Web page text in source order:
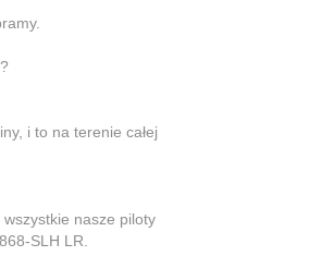
i to na terenie całej
nasze piloty
SLH LR.